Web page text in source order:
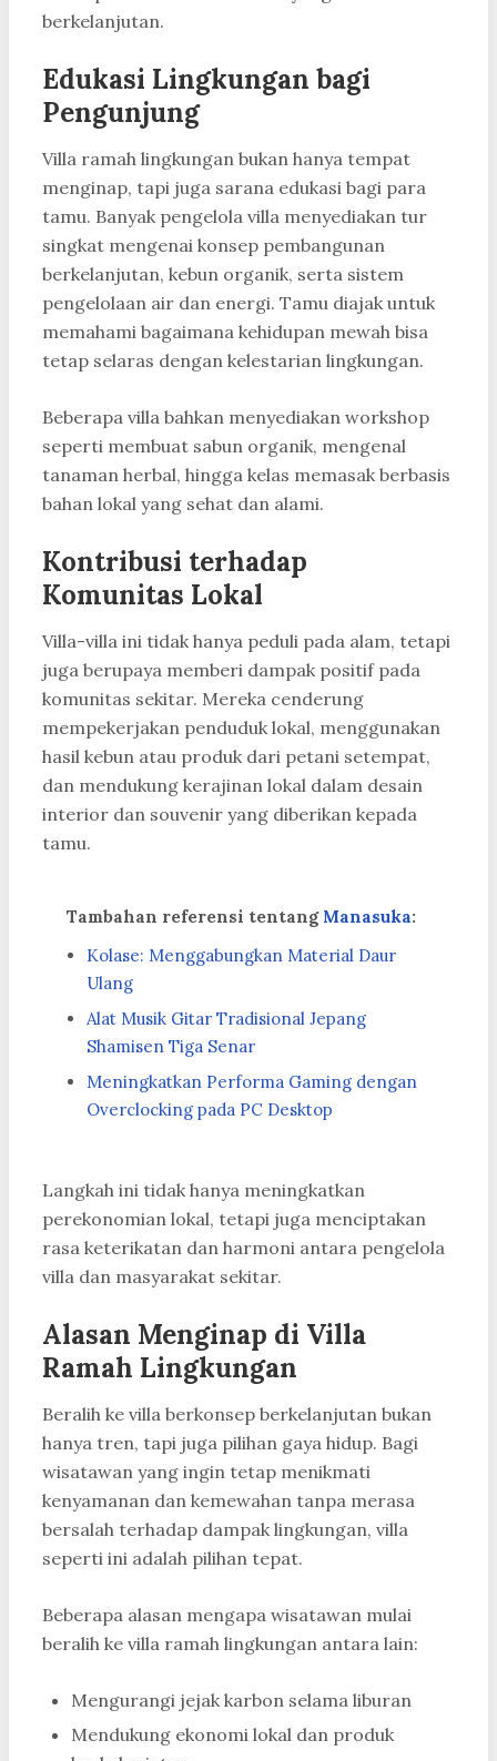
berkelanjutan.
Edukasi Lingkungan bagi
Pengunjung
Villa ramah lingkungan bukan hanya tempat
menginap, tapi juga sarana edukasi bagi para
tamu. Banyak pengelola villa menyediakan tur
singkat mengenai konsep pembangunan
berkelanjutan, kebun organik, serta sistem
pengelolaan air dan energi. Tamu diajak untuk
memahami bagaimana kehidupan mewah bisa
tetap selaras dengan kelestarian lingkungan.
Beberapa villa bahkan menyediakan workshop
seperti membuat sabun organik, mengenal
tanaman herbal, hingga kelas memasak berbasis
bahan lokal yang sehat dan alami.
Kontribusi terhadap
Komunitas Lokal
Villa-villa ini tidak hanya peduli pada alam, tetapi
juga berupaya memberi dampak positif pada
komunitas sekitar. Mereka cenderung
mempekerjakan penduduk lokal, menggunakan
hasil kebun atau produk dari petani setempat,
dan mendukung kerajinan lokal dalam desain
interior dan souvenir yang diberikan kepada
tamu.
Tambahan referensi tentang Manasuka:
Kolase: Menggabungkan Material Daur
Ulang
Alat Musik Gitar Tradisional Jepang
Shamisen Tiga Senar
Meningkatkan Performa Gaming dengan
Overclocking pada PC Desktop
Langkah ini tidak hanya meningkatkan
perekonomian lokal, tetapi juga menciptakan
rasa keterikatan dan harmoni antara pengelola
villa dan masyarakat sekitar.
Alasan Menginap di Villa
Ramah Lingkungan
Beralih ke villa berkonsep berkelanjutan bukan
hanya tren, tapi juga pilihan gaya hidup. Bagi
wisatawan yang ingin tetap menikmati
kenyamanan dan kemewahan tanpa merasa
bersalah terhadap dampak lingkungan, villa
seperti ini adalah pilihan tepat.
Beberapa alasan mengapa wisatawan mulai
beralih ke villa ramah lingkungan antara lain:
Mengurangi jejak karbon selama liburan
Mendukung ekonomi lokal dan produk